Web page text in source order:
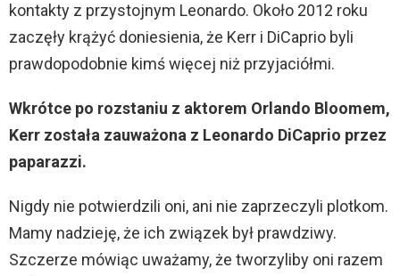
kontakty z przystojnym Leonardo. Około 2012 roku
zaczęły krążyć doniesienia, że ​​Kerr i DiCaprio byli
prawdopodobnie kimś więcej niż przyjaciółmi.
Wkrótce po rozstaniu z aktorem Orlando Bloomem,
Kerr została zauważona z Leonardo DiCaprio przez
paparazzi.
Nigdy nie potwierdzili oni, ani nie zaprzeczyli plotkom.
Mamy nadzieję, że ich związek był prawdziwy.
Szczerze mówiąc uważamy, że tworzyliby oni razem